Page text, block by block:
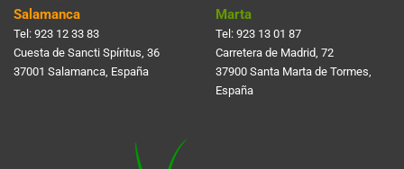
Salamanca
Tel: 923 12 33 83
Cuesta de Sancti Spí­ritus, 36
37001 Salamanca, España
Marta
Tel: 923 13 01 87
Carretera de Madrid, 72
37900 Santa Marta de Tormes,
España